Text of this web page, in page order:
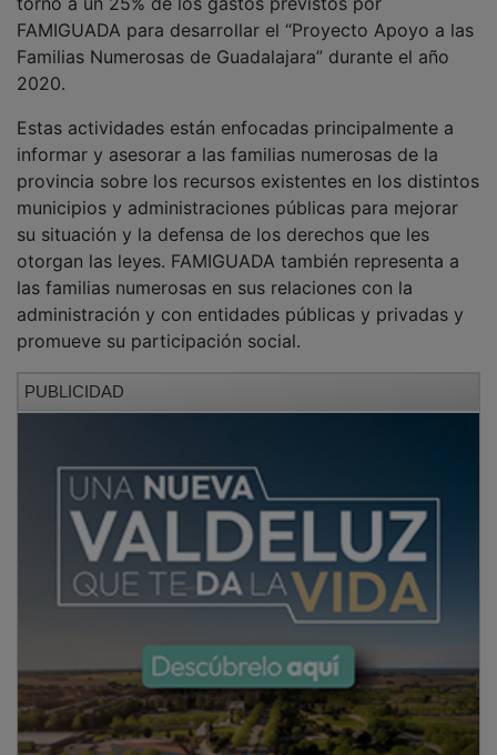
FAMIGUADA para desarrollar el “Proyecto Apoyo a las
Familias Numerosas de Guadalajara” durante el año
2020.
informar y asesorar a las familias numerosas de la
provincia sobre los recursos existentes en los distintos
municipios y administraciones públicas para mejorar
su situación y la defensa de los derechos que les
otorgan las leyes. FAMIGUADA también representa a
las familias numerosas en sus relaciones con la
administración y con entidades públicas y privadas y
promueve su participación social.